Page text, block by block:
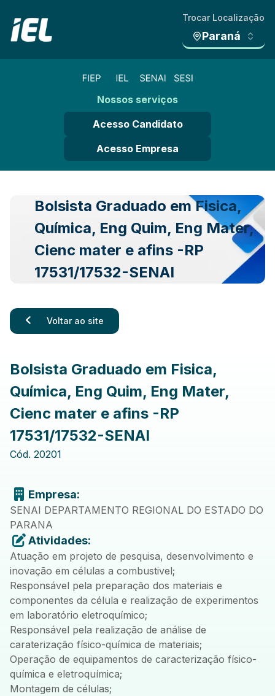
Trocar Localização
Paraná
Nossos serviços
Acesso Candidato
Acesso Empresa
Bolsista Graduado em Fisica,
Química, Eng Quim, Eng Mater,
Cienc mater e afins -RP
17531/17532-SENAI
Voltar ao site
Bolsista Graduado em Fisica,
Química, Eng Quim, Eng Mater,
Cienc mater e afins -RP
17531/17532-SENAI
Cód. 20201
Empresa:
SENAI DEPARTAMENTO REGIONAL DO ESTADO DO
PARANA
Atividades:
Atuação em projeto de pesquisa, desenvolvimento e
inovação em células a combustivel;
Responsável pela preparação dos materiais e
componentes da célula e realização de experimentos
em laboratório eletroquímico;
Responsável pela realização de análise de
caraterização físico-química de materiais;
Operação de equipamentos de caracterização físico-
química e eletroquímica;
Montagem de células;